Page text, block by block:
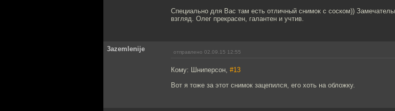
Специально для Вас там есть отличный снимок с соском))
взгляд. Олег прекрасен, галантен и учтив.
3azemlenije отправлено 02.09.15 12:55
Кому: Шниперсон, #13
Вот я тоже за этот снимок зацепился, его хоть на обложку.